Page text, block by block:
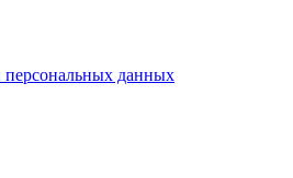
персональных данных